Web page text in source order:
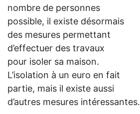
nombre de personnes
possible, il existe désormais
des mesures permettant
d’effectuer des travaux
pour isoler sa maison.
L’isolation à un euro en fait
partie, mais il existe aussi
d’autres mesures intéressantes.